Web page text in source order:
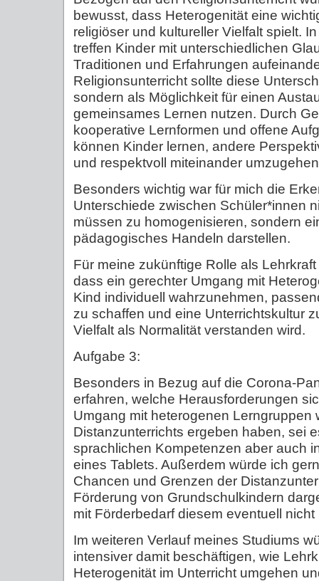
bewusst, dass Heterogenität eine
religiöser und kultureller Vielfalt spielt.
treffen Kinder mit unterschiedlichen
Traditionen und Erfahrungen
Religionsunterricht sollte diese
sondern als Möglichkeit für einen
gemeinsames Lernen nutzen. Durch
kooperative Lernformen und offene
können Kinder lernen, andere
und respektvoll miteinander
Besonders wichtig war für mich die
Unterschiede zwischen Schüler*innen
müssen zu homogenisieren, sondern
pädagogisches Handeln darstellen.
Für meine zukünftige Rolle als
dass ein gerechter Umgang mit
Kind individuell wahrzunehmen,
zu schaffen und eine Unterrichtskultur
Vielfalt als Normalität verstanden wird.
Aufgabe 3:
Besonders in Bezug auf die Corona-
erfahren, welche Herausforderungen
Umgang mit heterogenen Lerngruppen
Distanzunterrichts ergeben haben, sei
sprachlichen Kompetenzen aber auch
eines Tablets. Außerdem würde ich
Chancen und Grenzen der
Förderung von Grundschulkindern
mit Förderbedarf diesem eventuell
Im weiteren Verlauf meines Studiums
intensiver damit beschäftigen, wie
Heterogenität im Unterricht umgehen